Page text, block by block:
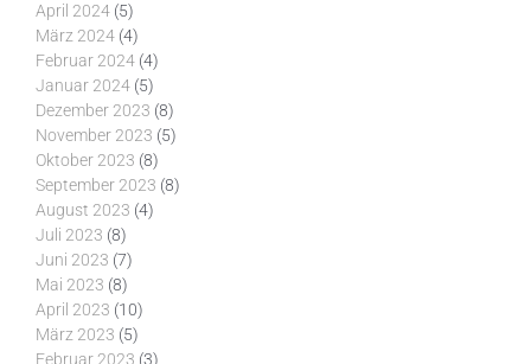
April 2024 (5)
März 2024 (4)
Februar 2024 (4)
Januar 2024 (5)
Dezember 2023 (8)
November 2023 (5)
Oktober 2023 (8)
September 2023 (8)
August 2023 (4)
Juli 2023 (8)
Juni 2023 (7)
Mai 2023 (8)
April 2023 (10)
März 2023 (5)